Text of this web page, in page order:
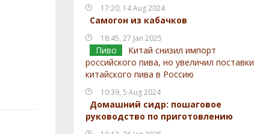
17:20, 14 Aug 2024
Самогон из кабачков
18:45, 27 Jan 2025
Пиво
Китай снизил импорт
российского пива, но увеличил поставки
китайского пива в Россию
10:39, 5 Aug 2024
Домашний сидр: пошаговое
руководство по приготовлению